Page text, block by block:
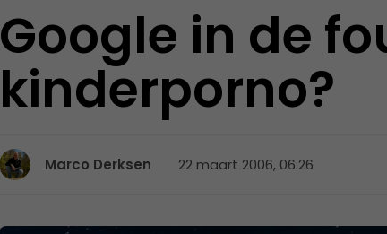
Google in de
kinderporno?
Marco Derksen 22 maart 2006, 06:26